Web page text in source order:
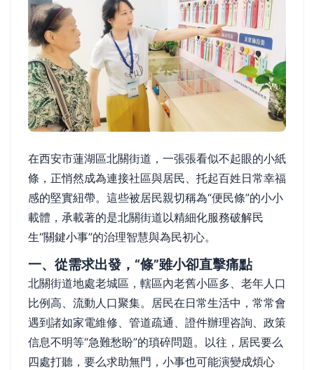
在西安市蓮湖區北關街道，一張張看似不起眼的小紙
條，正悄然成為連接社區與居民、托起百姓日常幸福
感的堅實紐帶。這些被居民親切稱為“便民條”的小小
載體，承載著的是北關街道以精細化服務破解民
生“關鍵小事”的治理智慧與為民初心。
一、從需求出發，“條”雖小卻直擊痛點
北關街道地處老城區，轄區內老舊小區多、老年人口
比例高、流動人口聚集。居民在日常生活中，常常會
遇到諸如家電維修、管道疏通、證件辦理咨詢、政策
信息不明等“急難愁盼”的瑣碎問題。以往，居民要么
四處打聽，要么求助無門，小事也可能演變成煩心